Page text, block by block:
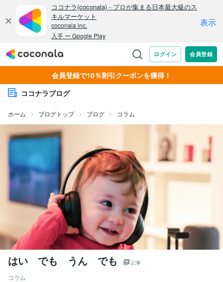
会員登録で10％割引クーポンを獲得！
ココナラブログ
ホーム ブログトップ ブログ コラム
はい でも うん でも 記事
コラム